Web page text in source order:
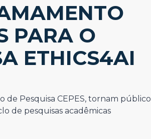
PARA O
ETHICS4AI
de Pesquisa CEPES, tornam público
de pesquisas acadêmicas